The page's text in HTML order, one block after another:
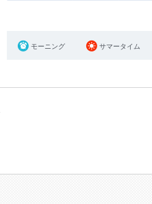
モーニング サマータイム